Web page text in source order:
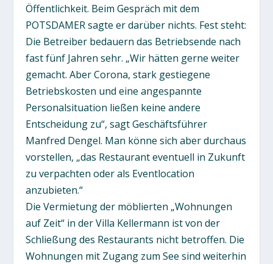
Öffentlichkeit. Beim Gespräch mit dem
POTSDAMER sagte er darüber nichts. Fest steht:
Die Betreiber bedauern das Betriebsende nach
fast fünf Jahren sehr. „Wir hätten gerne weiter
gemacht. Aber Corona, stark gestiegene
Betriebskosten und eine angespannte
Personalsituation ließen keine andere
Entscheidung zu“, sagt Geschäftsführer
Manfred Dengel. Man könne sich aber durchaus
vorstellen, „das Restaurant eventuell in Zukunft
zu verpachten oder als Eventlocation
anzubieten.“
Die Vermietung der möblierten „Wohnungen
auf Zeit“ in der Villa Kellermann ist von der
Schließung des Restaurants nicht betroffen. Die
Wohnungen mit Zugang zum See sind weiterhin